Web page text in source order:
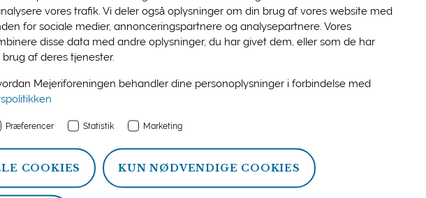
vores trafik. Vi deler også oplysninger om din brug af vores website med
for sociale medier, annonceringspartnere og analysepartnere. Vores
disse data med andre oplysninger, du har givet dem, eller som de har
af deres tjenester.
Mejeriforeningen behandler dine personoplysninger i forbindelse med
Præferencer Statistik Marketing
COOKIES KUN NØDVENDIGE COOKIES
1998
Human Ernæring
Skov, KVL - Institut for Human Ernæring